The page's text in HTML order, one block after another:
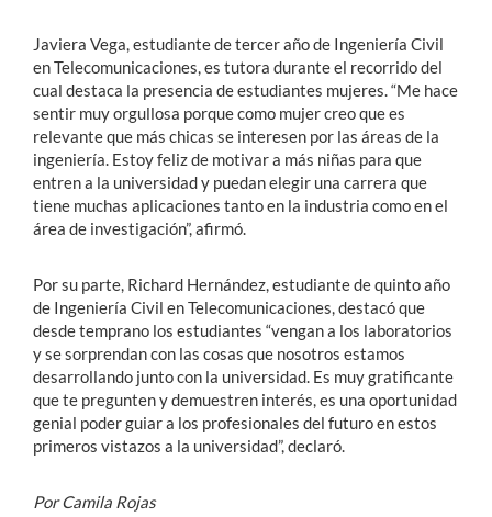
Javiera Vega, estudiante de tercer año de Ingeniería Civil
en Telecomunicaciones, es tutora durante el recorrido del
cual destaca la presencia de estudiantes mujeres. “Me hace
sentir muy orgullosa porque como mujer creo que es
relevante que más chicas se interesen por las áreas de la
ingeniería. Estoy feliz de motivar a más niñas para que
entren a la universidad y puedan elegir una carrera que
tiene muchas aplicaciones tanto en la industria como en el
área de investigación”, afirmó.
Por su parte, Richard Hernández, estudiante de quinto año
de Ingeniería Civil en Telecomunicaciones, destacó que
desde temprano los estudiantes “vengan a los laboratorios
y se sorprendan con las cosas que nosotros estamos
desarrollando junto con la universidad. Es muy gratificante
que te pregunten y demuestren interés, es una oportunidad
genial poder guiar a los profesionales del futuro en estos
primeros vistazos a la universidad”, declaró.
Por Camila Rojas